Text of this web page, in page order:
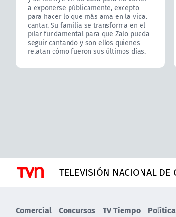
a exponerse públicamente, excepto
para hacer lo que más ama en la vida:
cantar. Su familia se transforma en el
pilar fundamental para que Zalo pueda
seguir cantando y son ellos quienes
relatan cómo fueron sus últimos días.
TELEVISIÓN NACIONAL DE
Comercial Concursos TV Tiempo